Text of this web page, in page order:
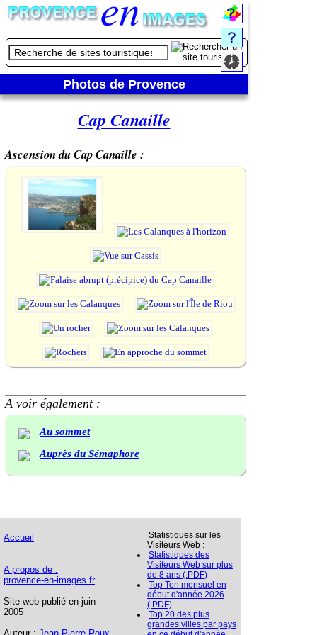
Photos de Provence
Cap Canaille
Ascension du Cap Canaille :
A voir également :
Au sommet
Auprès du Sémaphore
Accueil
A propos de :
provence-en-images.fr
Site web publié en juin
2005
Statistiques sur les
Visiteurs Web :
Statistiques des
Visiteurs Web sur plus
de 8 ans (.PDF)
Top Ten mensuel en
début d'année 2026
(.PDF)
Top 20 des plus
grandes villes par pays